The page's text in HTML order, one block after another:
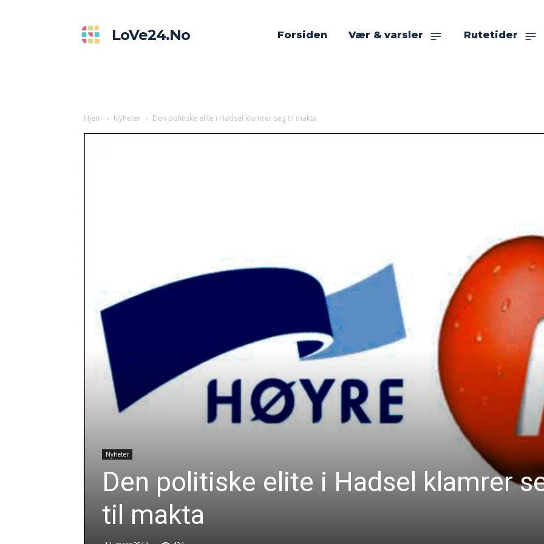
LoVe24.no Forsiden Vær & varsler Rutetider
Hjem Nyheter Den politiske elite i Hadsel klamrer seg til makta
Nyheter
Den politiske elite i Hadsel klamrer
til makta